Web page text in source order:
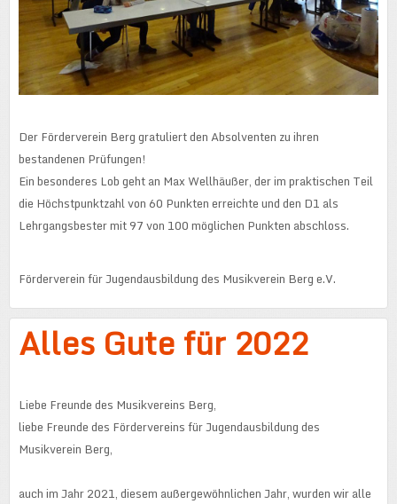
Der Förderverein Berg gratuliert den Absolventen zu ihren
bestandenen Prüfungen!
Ein besonderes Lob geht an Max Wellhäußer, der im praktischen Teil
die Höchstpunktzahl von 60 Punkten erreichte und den D1 als
Lehrgangsbester mit 97 von 100 möglichen Punkten abschloss.
Förderverein für Jugendausbildung des Musikverein Berg e.V.
Alles Gute für 2022
Liebe Freunde des Musikvereins Berg,
liebe Freunde des Fördervereins für Jugendausbildung des
Musikverein Berg,
auch im Jahr 2021, diesem außergewöhnlichen Jahr, wurden wir alle